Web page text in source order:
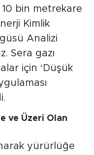
bin metrekare
Kimlik
Analizi
Sera gazı
için ‘Düşük
ve Üzeri Olan
yürürlüğe